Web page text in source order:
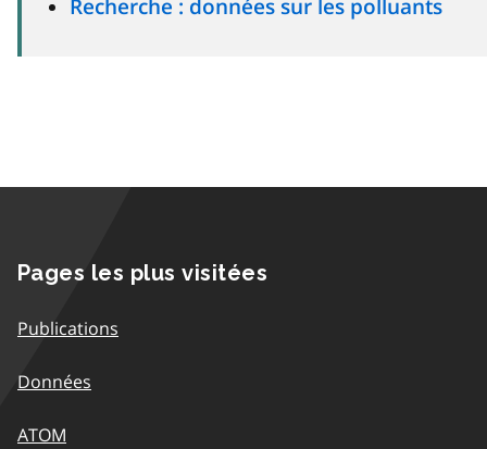
Recherche : données sur les polluants
Pages les plus visitées
Publications
Données
ATOM